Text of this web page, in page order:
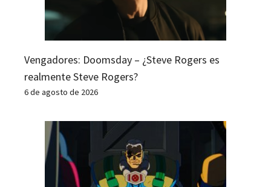
Vengadores: Doomsday – ¿Steve Rogers es
realmente Steve Rogers?
6 de agosto de 2026